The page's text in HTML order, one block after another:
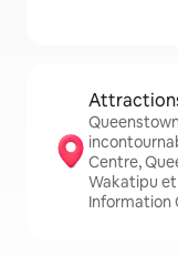
Centre,
Wakatipu et
Information